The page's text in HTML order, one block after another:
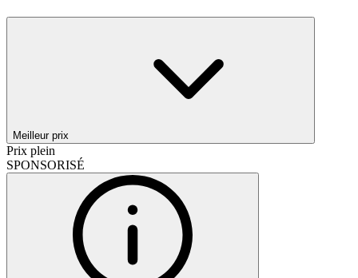
Meilleur prix
Prix plein
SPONSORISÉ